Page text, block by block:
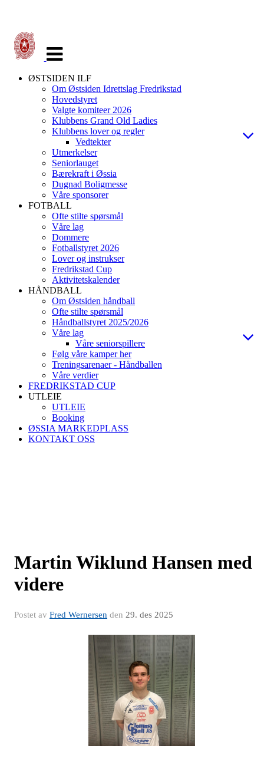
navigasjon
ØSTSIDEN ILF
Om Østsiden Idrettslag Fredrikstad
Hovedstyret
Valgte komiteer 2026
Klubbens Grand Old Ladies
Klubbens lover og regler
Vedtekter
Utmerkelser
Seniorlauget
Bærekraft i Øssia
Dugnad Boligmesse
Våre sponsorer
FOTBALL
Ofte stilte spørsmål
Våre lag
Dommere
Fotballstyret 2026
Lover og instrukser
Fredrikstad Cup
Aktivitetskalender
HÅNDBALL
Om Østsiden håndball
Ofte stilte spørsmål
Håndballstyret 2025/2026
Våre lag
Våre seniorspillere
Følg våre kamper her
Treningsarenaer - Håndballen
Våre verdier
FREDRIKSTAD CUP
UTLEIE
UTLEIE
Booking
ØSSIA MARKEDPLASS
KONTAKT OSS
Martin Wiklund Hansen med
videre
Postet av Fred Wernersen den 29. des 2025